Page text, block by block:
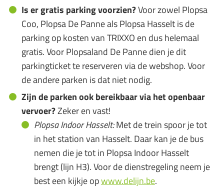
Is er gratis parking voorzien?Voor zowel Plopsa
Coo, Plopsa De Panne als Plopsa Hasselt is de
parking op kosten van TRIXXO en dus helemaal
gratis. Voor Plopsaland De Panne dien je dit
parkingticket te reserveren via de webshop. Voor
de andere parken is dat niet nodig.
Zijn de parken ook bereikbaar via het openbaar
vervoer?Zeker en vast!
Plopsa Indoor Hasselt:Met de trein spoor je tot
in het station van Hasselt. Daar kan je de bus
nemen die je tot in Plopsa Indoor Hasselt
brengt (lijn H3). Voor de dienstregeling neem je
best een kijkje opwww.delijn.be.